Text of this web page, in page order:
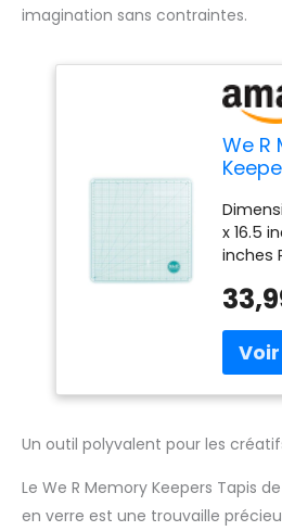
imagination sans contraintes.
We R
x 16.5
inches
Un outil polyvalent pour les
Le We R Memory Keepers Tapis
en verre est une trouvaille